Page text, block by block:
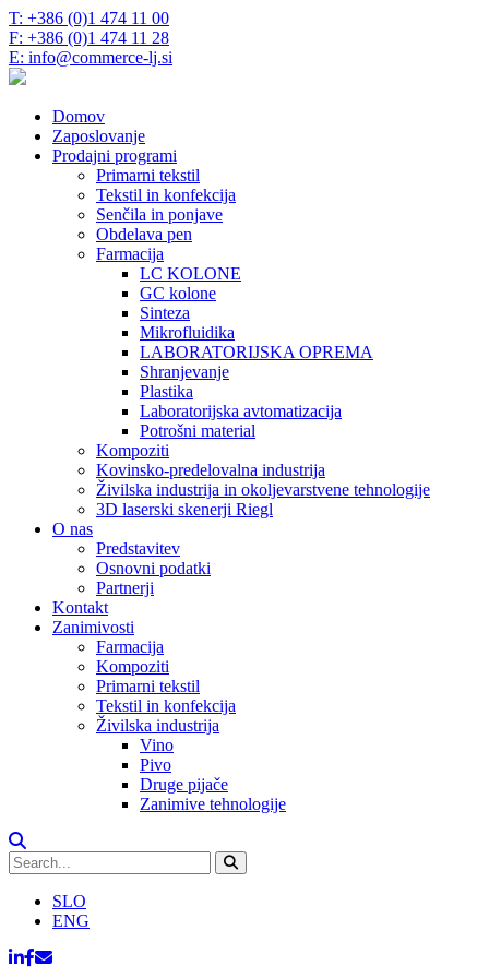
T: +386 (0)1 474 11 00
F: +386 (0)1 474 11 28
E: info@commerce-lj.si
Domov
Zaposlovanje
Prodajni programi
Primarni tekstil
Tekstil in konfekcija
Senčila in ponjave
Obdelava pen
Farmacija
LC KOLONE
GC kolone
Sinteza
Mikrofluidika
LABORATORIJSKA OPREMA
Shranjevanje
Plastika
Laboratorijska avtomatizacija
Potrošni material
Kompoziti
Kovinsko-predelovalna industrija
Živilska industrija in okoljevarstvene tehnologije
3D laserski skenerji Riegl
O nas
Predstavitev
Osnovni podatki
Partnerji
Kontakt
Zanimivosti
Farmacija
Kompoziti
Primarni tekstil
Tekstil in konfekcija
Živilska industrija
Vino
Pivo
Druge pijače
Zanimive tehnologije
SLO
ENG